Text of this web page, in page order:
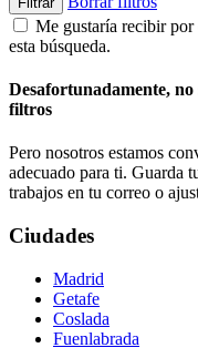
Me gustaría recibir por
esta búsqueda.
Desafortunadamente, no
filtros
Pero nosotros estamos
adecuado para ti. Guarda
trabajos en tu correo o
Ciudades
Madrid
Getafe
Coslada
Fuenlabrada